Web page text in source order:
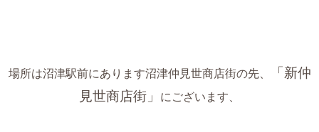
場所は沼津駅前にあります沼津仲見世商店街の先、
「新仲
見世商店街」
にございます、